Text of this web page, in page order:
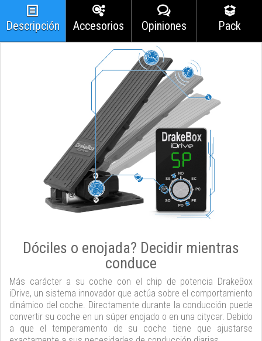
Descripción Accesorios Opiniones Pack
Dóciles o enojada? Decidir mientras
conduce
Más carácter a su coche con el chip de potencia DrakeBox
iDrive, un sistema innovador que actúa sobre el comportamiento
dinámico del coche. Directamente durante la conducción puede
convertir su coche en un súper enojado o en una citycar. Debido
a que el temperamento de su coche tiene que ajustarse